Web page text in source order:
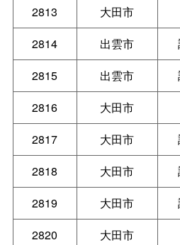
2813
大田市
2814
出雲市
2815
出雲市
2816
大田市
2817
大田市
2818
大田市
2819
大田市
2820
大田市